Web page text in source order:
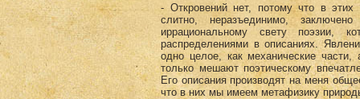
- Откровений нет, потому что в этих
слитно, неразъединимо,
иррациональному свету поэзии,
распределениями в описаниях.
одно целое, как механические
только мешают поэтическому
Его описания производят на меня
что в них мы имеем метафизику